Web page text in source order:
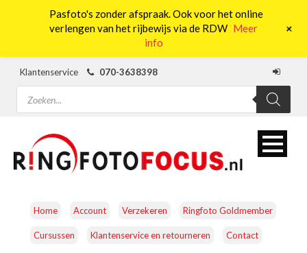
Klantenservice
070-3638398
Producten
zoeken
Home Account Verzekeren Ringfoto Goldmember
Cursussen Klantenservice en retourneren Contact
Pasfoto's zonder afspraak. Ook voor het online
verlengen van het rijbewijs via de RDW Meer
info
+